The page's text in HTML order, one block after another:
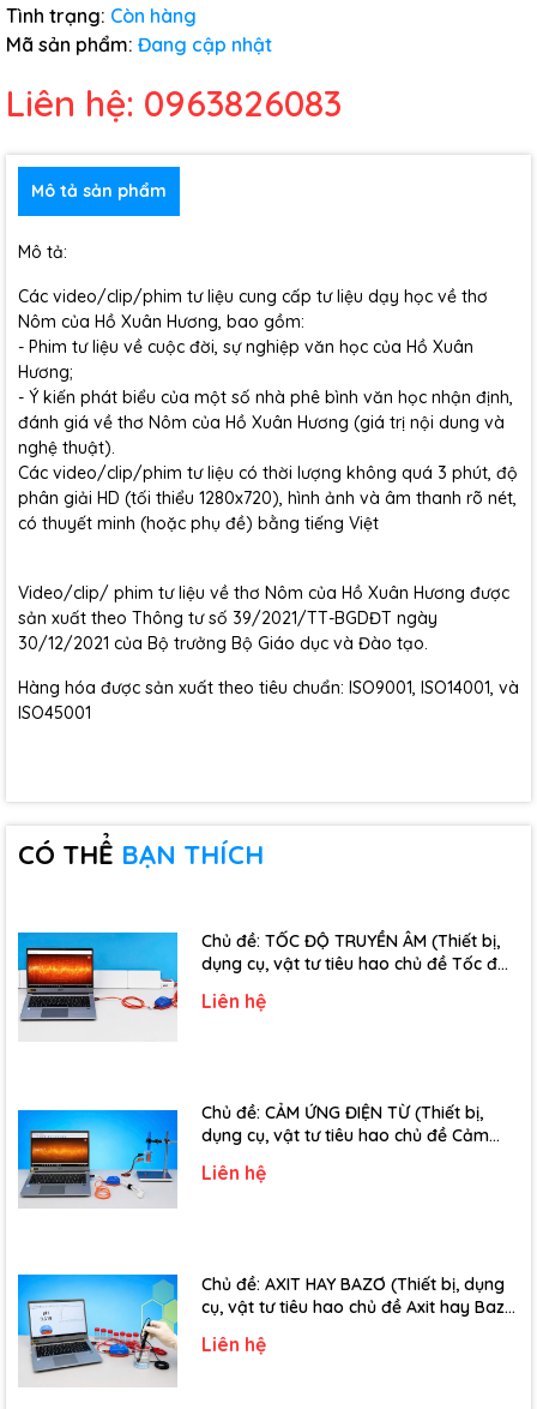
Tình trạng: Còn hàng
Mã sản phẩm: Đang cập nhật
Liên hệ: 0963826083
Mô tả sản phẩm
Mô tả:
Các video/clip/phim tư liệu cung cấp tư liệu dạy học về thơ
Nôm của Hồ Xuân Hương, bao gồm:
- Phim tư liệu về cuộc đời, sự nghiệp văn học của Hồ Xuân
Hương;
- Ý kiến phát biểu của một số nhà phê bình văn học nhận định,
đánh giá về thơ Nôm của Hồ Xuân Hương (giá trị nội dung và
nghệ thuật).
Các video/clip/phim tư liệu có thời lượng không quá 3 phút, độ
phân giải HD (tối thiểu 1280x720), hình ảnh và âm thanh rõ nét,
có thuyết minh (hoặc phụ đề) bằng tiếng Việt
Video/clip/ phim tư liệu về thơ Nôm của Hồ Xuân Hương được
sản xuất theo Thông tư số 39/2021/TT-BGDĐT ngày
30/12/2021 của Bộ trưởng Bộ Giáo dục và Đào tạo.
Hàng hóa được sản xuất theo tiêu chuẩn: ISO9001, ISO14001, và
ISO45001
CÓ THỂ BẠN THÍCH
Chủ đề: TỐC ĐỘ TRUYỀN ÂM (Thiết bị,
dụng cụ, vật tư tiêu hao chủ đề Tốc độ
Liên hệ
Chủ đề: CẢM ỨNG ĐIỆN TỪ (Thiết bị,
dụng cụ, vật tư tiêu hao chủ đề Cảm
Liên hệ
Chủ đề: AXIT HAY BAZƠ (Thiết bị, dụng
cụ, vật tư tiêu hao chủ đề Axit hay Bazơ
Liên hệ